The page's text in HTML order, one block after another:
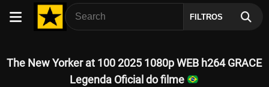
FILTROS
The New Yorker at 100 2025 1080p WEB h264 GRACE
Legenda Oficial do filme